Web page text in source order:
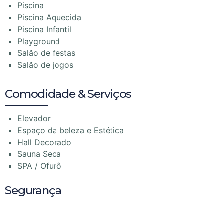
Piscina
Piscina Aquecida
Piscina Infantil
Playground
Salão de festas
Salão de jogos
Comodidade & Serviços
Elevador
Espaço da beleza e Estética
Hall Decorado
Sauna Seca
SPA / Ofurô
Segurança